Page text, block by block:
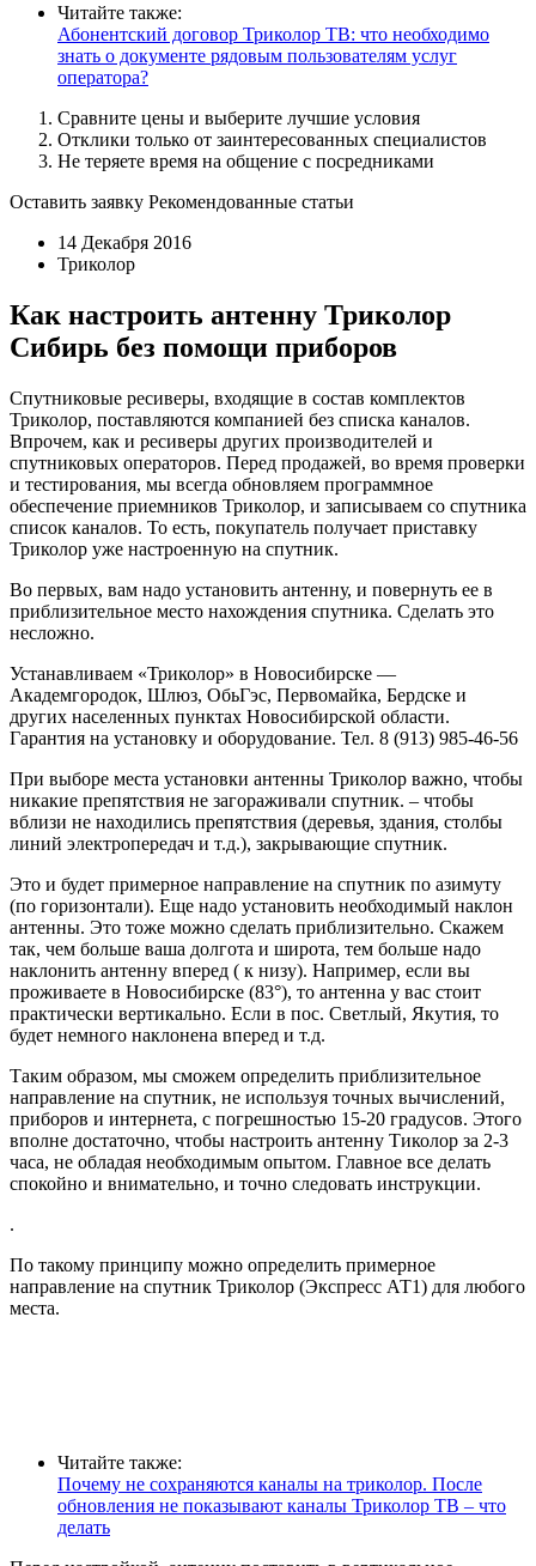
Читайте также:
Абонентский договор Триколор ТВ: что необходимо
знать о документе рядовым пользователям услуг
оператора?
Сравните цены и выберите лучшие условия
Отклики только от заинтересованных специалистов
Не теряете время на общение с посредниками
Оставить заявку Рекомендованные статьи
14 Декабря 2016
Триколор
Как настроить антенну Триколор
Сибирь без помощи приборов
Спутниковые ресиверы, входящие в состав комплектов
Триколор, поставляются компанией без списка каналов.
Впрочем, как и ресиверы других производителей и
спутниковых операторов. Перед продажей, во время проверки
и тестирования, мы всегда обновляем программное
обеспечение приемников Триколор, и записываем со спутника
список каналов. То есть, покупатель получает приставку
Триколор уже настроенную на спутник.
Во первых, вам надо установить антенну, и повернуть ее в
приблизительное место нахождения спутника. Сделать это
несложно.
Устанавливаем «Триколор» в Новосибирске —
Академгородок, Шлюз, ОбьГэс, Первомайка, Бердске и
других населенных пунктах Новосибирской области.
Гарантия на установку и оборудование. Тел. 8 (913) 985-46-56
При выборе места установки антенны Триколор важно, чтобы
никакие препятствия не загораживали спутник. – чтобы
вблизи не находились препятствия (деревья, здания, столбы
линий электропередач и т.д.), закрывающие спутник.
Это и будет примерное направление на спутник по азимуту
(по горизонтали). Еще надо установить необходимый наклон
антенны. Это тоже можно сделать приблизительно. Скажем
так, чем больше ваша долгота и широта, тем больше надо
наклонить антенну вперед ( к низу). Например, если вы
проживаете в Новосибирске (83°), то антенна у вас стоит
практически вертикально. Если в пос. Светлый, Якутия, то
будет немного наклонена вперед и т.д.
Таким образом, мы сможем определить приблизительное
направление на спутник, не используя точных вычислений,
приборов и интернета, с погрешностью 15-20 градусов. Этого
вполне достаточно, чтобы настроить антенну Тиколор за 2-3
часа, не обладая необходимым опытом. Главное все делать
спокойно и внимательно, и точно следовать инструкции.
.
По такому принципу можно определить примерное
направление на спутник Триколор (Экспресс АТ1) для любого
места.
Читайте также:
Почему не сохраняются каналы на триколор. После
обновления не показывают каналы Триколор ТВ – что
делать